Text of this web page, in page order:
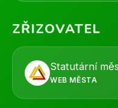
ZŘIZOVATEL
Statutární
WEB MĚSTA